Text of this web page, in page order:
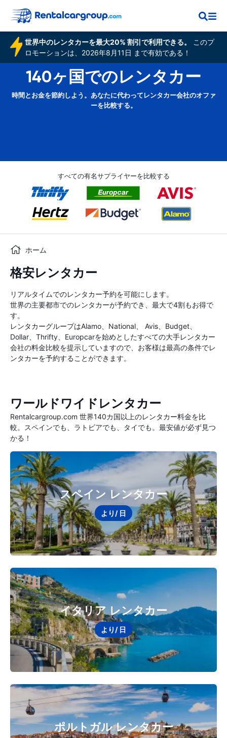
世界中のレンタカーを最大20% 割引で利用できる。
このプ
ロモーションは、2026年8月11日 まで有効である！
140ヶ国でのレンタカー
時間とお金を節約しよう。あなたに代わってレンタカー会社のオファ
ーを比較する。
すべての有名サプライヤーを比較する
ホーム
格安レンタカー
リアルタイムでのレンタカー予約を可能にします。
世界の主要都市でのレンタカーが予約でき、最大で4割もお得で
す。
レンタカーグループはAlamo、National、 Avis、Budget、
Dollar、Thrifty、Europcarを始めとしたすべての大手レンタカー
会社の料金比較を提示していますので、お客様は最高の条件でレ
ンタカーを予約することができます。
ワールドワイドレンタカー
Rentalcargroup.com 世界140カ国以上のレンタカー料金を比
較。スペインでも、ラトビアでも、タイでも。最安値が必ず見つ
かる！
スペイン レンタカー
より / 日
イタリア レンタカー
より / 日
ポルトガル レンタカー